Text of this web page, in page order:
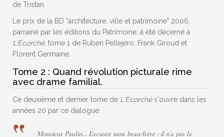
de Tristan.
Le prix de la BD "architecture, ville et patrimoine" 2006,
parrainé par les éditions du Patrimoine, à été décerné à
L'Écorché, tome 1 de Ruben Pellejero, Frank Giroud et
Florent Germaine.
Tome 2 : Quand révolution picturale rime
avec drame familial.
Ce deuxième et dernier tome de L'Ecorchés'ouvre dans les
années 20 par ce dialogue:
- Monsieur Paulin... Excusez mon beau-frère : il n'a pas la